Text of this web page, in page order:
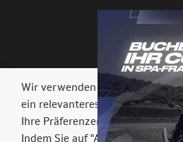
DRAN
Wir verwenden Cookies auf
ein relevanteres Erlebnis zu
Ihre Präferenzen und
Indem Sie auf "Akzeptieren"